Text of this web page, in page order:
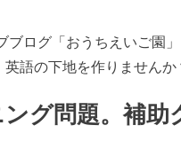
ブログ「おうちえいご園」
英語の下地を作りませんか
グ問題。補助